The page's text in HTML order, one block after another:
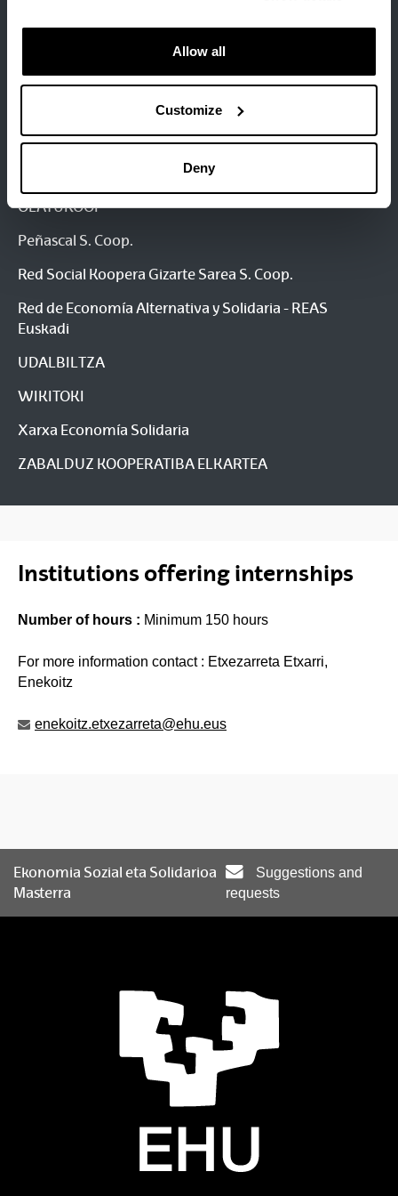
Allow all
Customize
Deny
intervención social en Euskadi / Euskadiko gizarte
ekimeneko eta esku hartzeko entitateen elkartea
KONFEKOOP - Confederación de Cooperativas de
Euskadi / Euskadiko Kooperatiben Konfederazioa
Keima Animazioa SLU
Komunikazio Biziagoa S.A.L.
OLATUKOOP
Peñascal S. Coop.
Red Social Koopera Gizarte Sarea S. Coop.
Red de Economía Alternativa y Solidaria - REAS
Euskadi
UDALBILTZA
WIKITOKI
Xarxa Economía Solidaria
ZABALDUZ KOOPERATIBA ELKARTEA
Institutions offering internships
Number of hours : Minimum 150 hours
For more information contact : Etxezarreta Etxarri,
Enekoitz
enekoitz.etxezarreta@ehu.eus
Ekonomia Sozial eta Solidarioa
Masterra
Suggestions and
requests